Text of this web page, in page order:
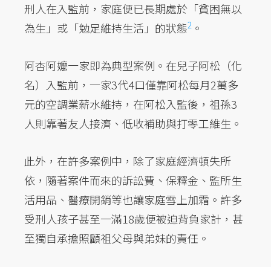
刑人在入監前，家庭便已長期處於「貧困無以
為生」或「勉足維持生活」的狀態2 。
阿杏阿嬤一家即為典型案例。在兒子阿松（化
名）入監前，一家3代4口僅靠阿松每月2萬多
元的空調業薪水維持，在阿松入監後，祖孫3
人則靠著友人接濟、低收補助與打零工維生。
此外，在許多案例中，除了家庭經濟頓失所
依，隨著案件而來的訴訟費、保釋金、監所生
活用品、醫療開銷等也讓家庭雪上加霜。許多
受刑人孩子甚至一滿18歲便被迫背負家計，甚
至獨自承擔照顧祖父母與弟妹的責任。